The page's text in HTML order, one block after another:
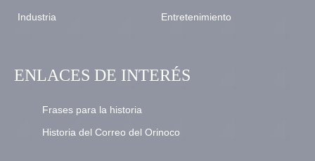
Industria Entretenimiento
ENLACES DE INTERÉS
Frases para la historia
Historia del Correo del Orinoco